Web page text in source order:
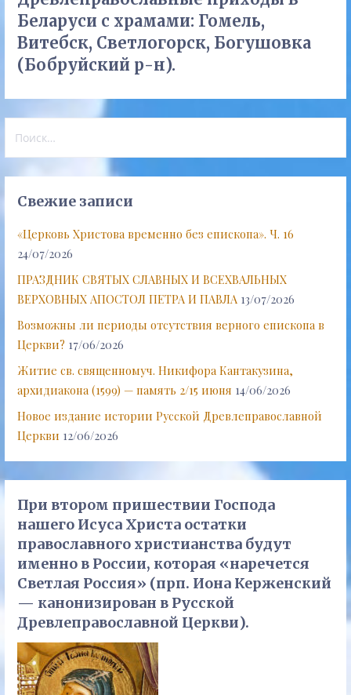
Беларуси с храмами: Гомель,
Витебск, Светлогорск, Богушовка
(Бобруйский р-н).
Свежие записи
«Церковь Христова временно без епископа». Ч. 16
24/07/2026
ПРАЗДНИК СВЯТЫХ СЛАВНЫХ И ВСЕХВАЛЬНЫХ
ВЕРХОВНЫХ АПОСТОЛ ПЕТРА И ПАВЛА 13/07/2026
Возможны ли периоды отсутствия верного епископа в
Церкви? 17/06/2026
Житие св. священномуч. Никифора Кантакузина,
архидиакона (1599) — память 2/15 июня 14/06/2026
Новое издание истории Русской Древлеправославной
Церкви 12/06/2026
При втором пришествии Господа
нашего Исуса Христа остатки
православного христианства будут
именно в России, которая «наречется
Светлая Россия» (прп. Иона Керженский
— канонизирован в Русской
Древлеправославной Церкви).